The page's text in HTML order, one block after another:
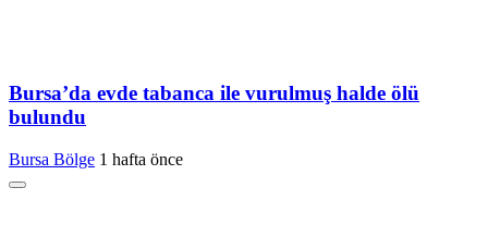
Bursa’da evde tabanca ile vurulmuş halde ölü
bulundu
Bursa Bölge 1 hafta önce